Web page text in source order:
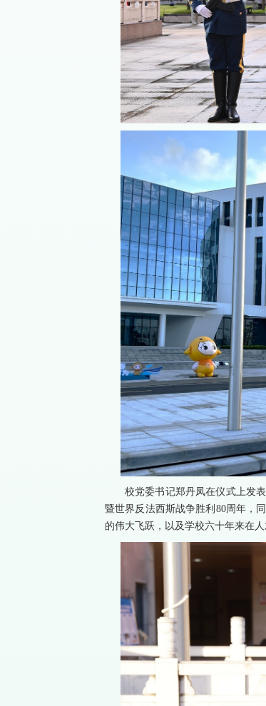
校党委书记郑丹凤在仪式上发
暨世界反法西斯战争胜利80周年，
的伟大飞跃，以及学校六十年来在